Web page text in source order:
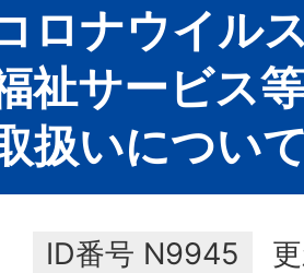
ロナウイル
祉サービス
扱いについ
ID番号 N9945